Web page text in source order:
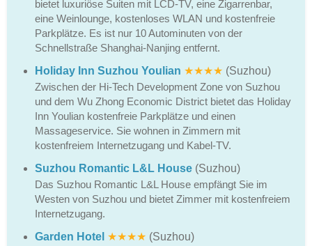
bietet luxuriöse Suiten mit LCD-TV, eine Zigarrenbar,
eine Weinlounge, kostenloses WLAN und kostenfreie
Parkplätze. Es ist nur 10 Autominuten von der
Schnellstraße Shanghai-Nanjing entfernt.
Holiday Inn Suzhou Youlian ★★★★ (Suzhou)
Zwischen der Hi-Tech Development Zone von Suzhou
und dem Wu Zhong Economic District bietet das Holiday
Inn Youlian kostenfreie Parkplätze und einen
Massageservice. Sie wohnen in Zimmern mit
kostenfreiem Internetzugang und Kabel-TV.
Suzhou Romantic L&L House (Suzhou)
Das Suzhou Romantic L&L House empfängt Sie im
Westen von Suzhou und bietet Zimmer mit kostenfreiem
Internetzugang.
Garden Hotel ★★★★ (Suzhou)